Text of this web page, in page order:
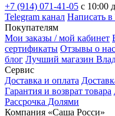
+7 (914) 071-41-05 c 10:00
Telegram канал Написать в
Покупателям
Мои заказы / мой кабинет
сертификаты Отзывы о нас
блог Лучший магазин
Сервис
Доставка и оплата
Гарантия и возврат товара
Рассрочка Долями
Компания «Саша Росси»